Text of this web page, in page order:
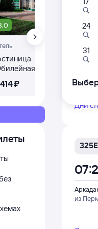
⁠₽ 3
290Е
из
Дни
325Е
из
24
31